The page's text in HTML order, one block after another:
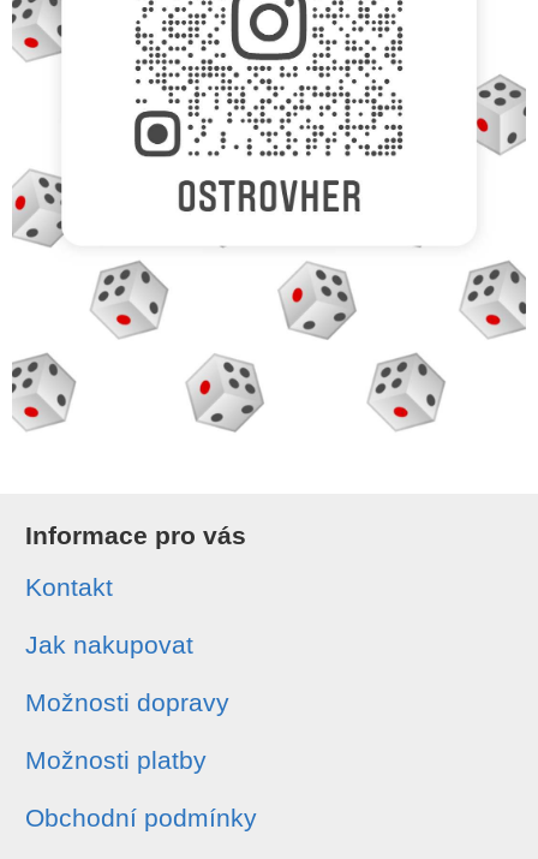
Informace pro vás
Kontakt
Jak nakupovat
Možnosti dopravy
Možnosti platby
Obchodní podmínky